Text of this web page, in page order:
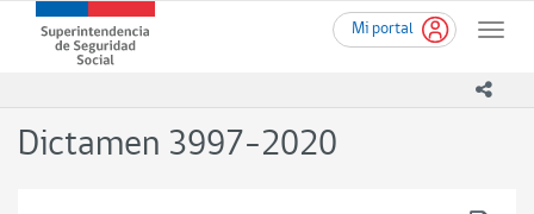
contenido
Mi portal
Toggle
Superintendencia
de
-
Dictamen 3997-2020